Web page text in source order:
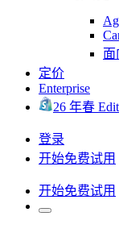
面
定价
Enterprise
26 年春
登录
开始免费试用
开始免费试用